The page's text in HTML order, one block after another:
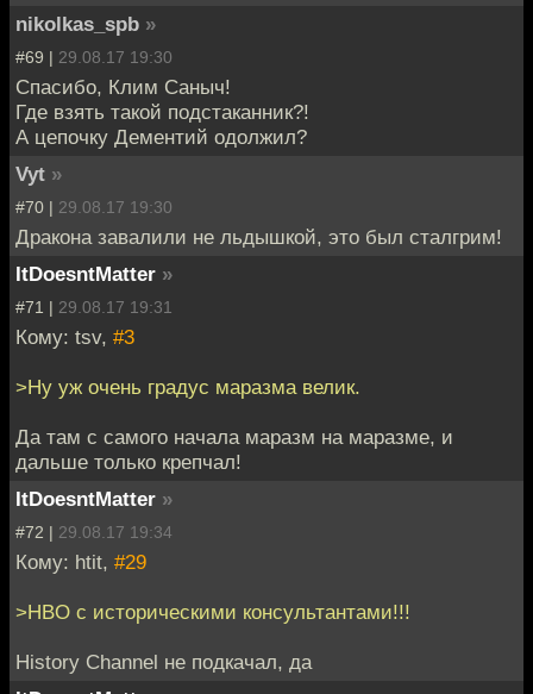
nikolkas_spb »
#69 | 29.08.17 19:30
Спасибо, Клим Саныч!
Где взять такой подстаканник?!
А цепочку Дементий одолжил?
Vyt »
#70 | 29.08.17 19:30
Дракона завалили не льдышкой, это был сталгрим!
ItDoesntMatter »
#71 | 29.08.17 19:31
Кому: tsv, #3
>Ну уж очень градус маразма велик.
Да там с самого начала маразм на маразме, и
дальше только крепчал!
ItDoesntMatter »
#72 | 29.08.17 19:34
Кому: htit, #29
>HBO с историческими консультантами!!!
History Channel не подкачал, да